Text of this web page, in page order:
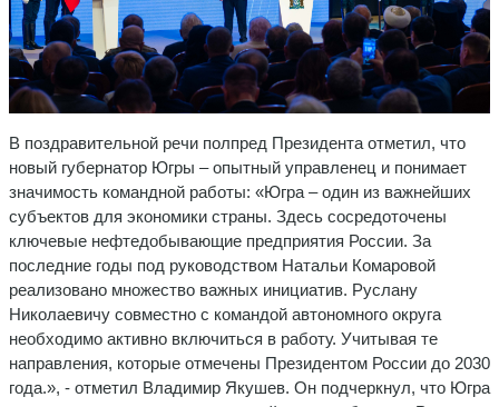
В поздравительной речи полпред Президента отметил, что
новый губернатор Югры – опытный управленец и понимает
значимость командной работы: «Югра – один из важнейших
субъектов для экономики страны. Здесь сосредоточены
ключевые нефтедобывающие предприятия России. За
последние годы под руководством Натальи Комаровой
реализовано множество важных инициатив. Руслану
Николаевичу совместно с командой автономного округа
необходимо активно включиться в работу. Учитывая те
направления, которые отмечены Президентом России до 2030
года.», - отметил Владимир Якушев. Он подчеркнул, что Югра